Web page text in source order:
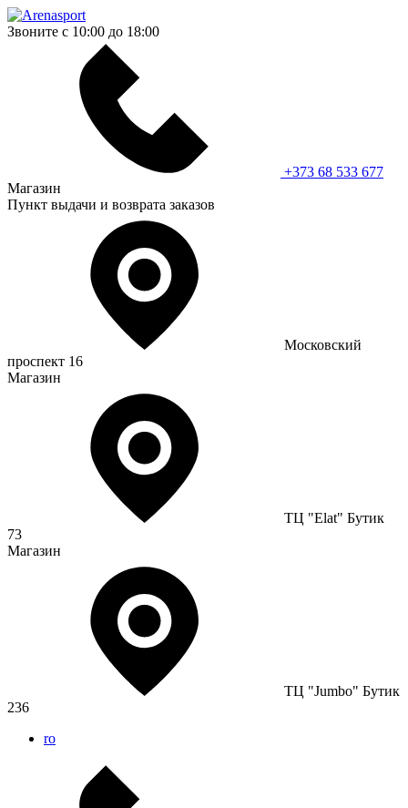
Звоните с 10:00 до 18:00
+373 68 533 677
Магазин
Пункт выдачи и возврата заказов
Московский
проспект 16
Магазин
ТЦ "Elat" Бутик
73
Магазин
ТЦ "Jumbo" Бутик
236
ro